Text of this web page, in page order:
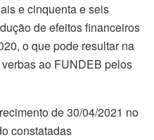
e cinquenta e seis
de efeitos financeiros
o que pode resultar na
ao FUNDEB pelos
de 30/04/2021 no
constatadas